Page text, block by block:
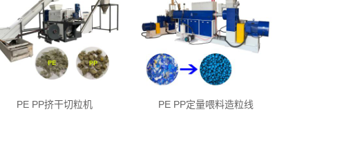
PE PP挤干切粒机 PE PP定量喂料造粒线